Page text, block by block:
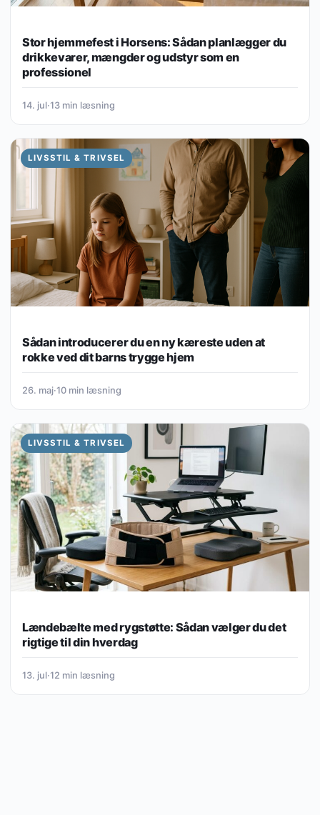
Stor hjemmefest i Horsens: Sådan planlægger du
drikkevarer, mængder og udstyr som en
professionel
14. jul·13 min læsning
LIVSSTIL & TRIVSEL
Sådan introducerer du en ny kæreste uden at
rokke ved dit barns trygge hjem
26. maj·10 min læsning
LIVSSTIL & TRIVSEL
Lændebælte med rygstøtte: Sådan vælger du det
rigtige til din hverdag
13. jul·12 min læsning